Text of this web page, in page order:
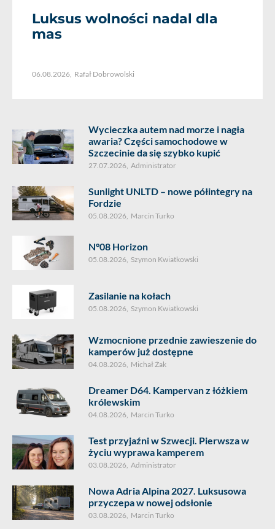
Luksus wolności nadal dla
mas
06.08.2026 Rafał Dobrowolski
Wycieczka autem nad morze i nagła
awaria? Części samochodowe w
Szczecinie da się szybko kupić
27.07.2026 Administrator
Sunlight UNLTD – nowe półintegry na
Fordzie
05.08.2026 Marcin Turko
N°08 Horizon
05.08.2026, Szymon Kwiatkowski
Zasilanie na kołach
05.08.2026, Szymon Kwiatkowski
Wzmocnione przednie zawieszenie do
kamperów już dostępne
04.08.2026 Michał Żak
Dreamer D64. Kampervan z łóżkiem
królewskim
04.08.2026 Marcin Turko
Test przyjaźni w Szwecji. Pierwsza w
życiu wyprawa kamperem
03.08.2026 Administrator
Nowa Adria Alpina 2027. Luksusowa
przyczepa w nowej odsłonie
03.08.2026 Marcin Turko